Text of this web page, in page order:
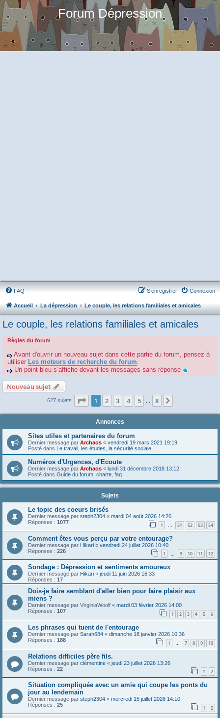
Forum Dépression
FAQ Connexion
S’enregistrer
Accueil La dépression Le couple, les relations familiales et amicales
Le couple, les relations familiales et amicales
Règles du forum
Avant d'ouvrir un nouveau sujet dans cette partie du forum, pensez à
utiliser Les moteurs de recherche du forum.
Un point bleu s’affiche devant les messages sans réponse
Nouveau sujet
627 sujets Page 1sur8
1 2 3 4 5 8
Annonces
Sites utiles et partenaires du forum
Dernier message par Archaos « vendredi 19 mars 2021 19:19
Posté dans Le travail, les études, la sécurité sociale...
Numéros d'Urgences, d'Ecoute
Dernier message par Archaos « lundi 31 décembre 2018 13:12
Posté dans Guide du forum, charte, faq
Sujets
Le topic des coeurs brisés
Dernier message par steph2304 « mardi 04 août 2026 14:26
Réponses : 1077 1 … 51 52 53 54
Comment êtes vous perçu par votre entourage?
Dernier message par Hikari « vendredi 24 juillet 2026 10:40
Réponses : 226 1 9 10 11 12
Sondage : Dépression et sentiments amoureux
Dernier message par Hikari « jeudi 11 juin 2026 16:33
Réponses : 17
Dois-je faire semblant d'aller bien pour faire plaisir aux
miens ?
Dernier message par VirginiaWoolf « mardi 03 février 2026 14:00
Réponses : 107 1 2 3 4 5 6
Les phrases qui tuent de l'entourage
Dernier message par Sarah684 « dimanche 18 janvier 2026 10:36
Réponses : 188 1 … 7 8 9 10
Relations difficiles père fils.
Dernier message par clémentine « jeudi 23 juillet 2026 13:26
Réponses : 22 1 2
Situation compliquée avec un amie qui coupe les ponts du
jour au lendemain
Dernier message par steph2304 « mercredi 15 juillet 2026 14:10
Réponses : 25 1 2